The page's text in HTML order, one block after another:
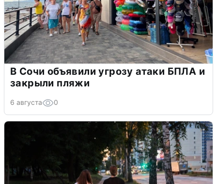
В Сочи объявили угрозу атаки БПЛА и
закрыли пляжи
6 августа 0